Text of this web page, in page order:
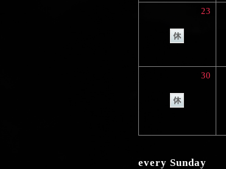
23
30
every Sunday